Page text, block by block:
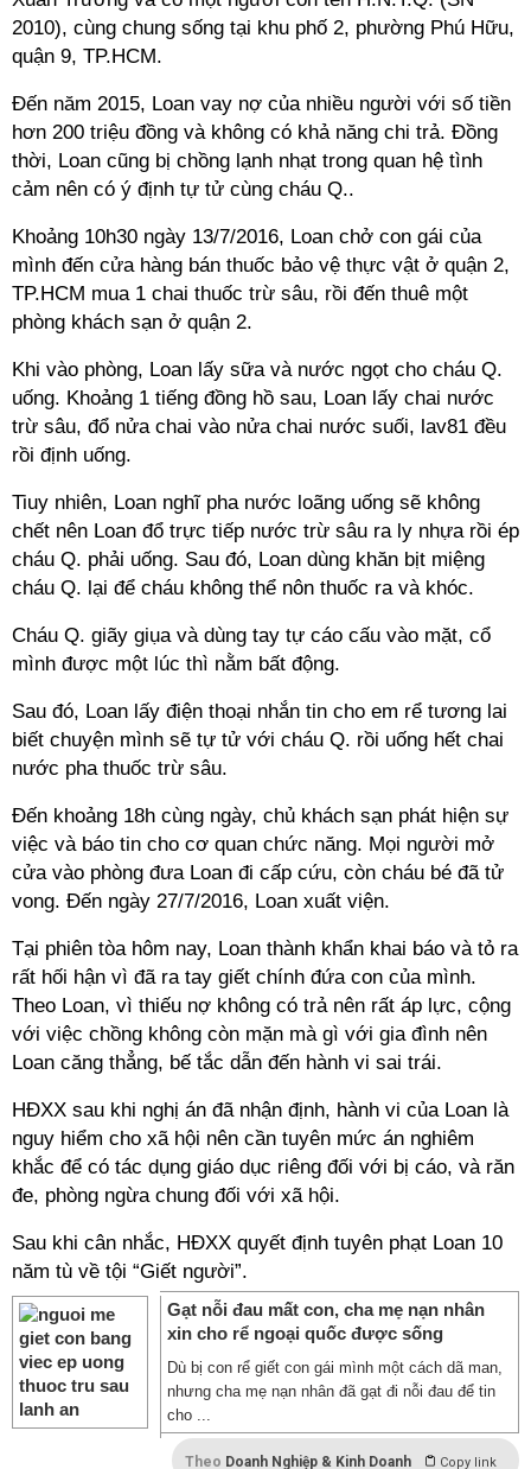
2010), cùng chung sống tại khu phố 2, phường Phú Hữu,
quận 9, TP.HCM.
Đến năm 2015, Loan vay nợ của nhiều người với số tiền
hơn 200 triệu đồng và không có khả năng chi trả. Đồng
thời, Loan cũng bị chồng lạnh nhạt trong quan hệ tình
cảm nên có ý định tự tử cùng cháu Q..
Khoảng 10h30 ngày 13/7/2016, Loan chở con gái của
mình đến cửa hàng bán thuốc bảo vệ thực vật ở quận 2,
TP.HCM mua 1 chai thuốc trừ sâu, rồi đến thuê một
phòng khách sạn ở quận 2.
Khi vào phòng, Loan lấy sữa và nước ngọt cho cháu Q.
uống. Khoảng 1 tiếng đồng hồ sau, Loan lấy chai nước
trừ sâu, đổ nửa chai vào nửa chai nước suối, lav81 đều
rồi định uống.
Tiuy nhiên, Loan nghĩ pha nước loãng uống sẽ không
chết nên Loan đổ trực tiếp nước trừ sâu ra ly nhựa rồi ép
cháu Q. phải uống. Sau đó, Loan dùng khăn bịt miệng
cháu Q. lại để cháu không thể nôn thuốc ra và khóc.
Cháu Q. giãy giụa và dùng tay tự cáo cấu vào mặt, cổ
mình được một lúc thì nằm bất động.
Sau đó, Loan lấy điện thoại nhắn tin cho em rể tương lai
biết chuyện mình sẽ tự tử với cháu Q. rồi uống hết chai
nước pha thuốc trừ sâu.
Đến khoảng 18h cùng ngày, chủ khách sạn phát hiện sự
việc và báo tin cho cơ quan chức năng. Mọi người mở
cửa vào phòng đưa Loan đi cấp cứu, còn cháu bé đã tử
vong. Đến ngày 27/7/2016, Loan xuất viện.
Tại phiên tòa hôm nay, Loan thành khẩn khai báo và tỏ ra
rất hối hận vì đã ra tay giết chính đứa con của mình.
Theo Loan, vì thiếu nợ không có trả nên rất áp lực, cộng
với việc chồng không còn mặn mà gì với gia đình nên
Loan căng thẳng, bế tắc dẫn đến hành vi sai trái.
HĐXX sau khi nghị án đã nhận định, hành vi của Loan là
nguy hiểm cho xã hội nên cần tuyên mức án nghiêm
khắc để có tác dụng giáo dục riêng đối với bị cáo, và răn
đe, phòng ngừa chung đối với xã hội.
Sau khi cân nhắc, HĐXX quyết định tuyên phạt Loan 10
năm tù về tội “Giết người”.
Gạt nỗi đau mất con, cha mẹ nạn nhân
xin cho rể ngoại quốc được sống
Dù bị con rể giết con gái mình một cách dã man,
nhưng cha mẹ nạn nhân đã gạt đi nỗi đau để tin
cho ...
Theo Doanh Nghiệp & Kinh Doanh Copy link